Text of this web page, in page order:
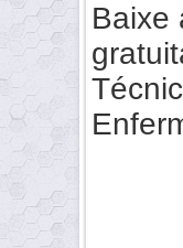
Baixe